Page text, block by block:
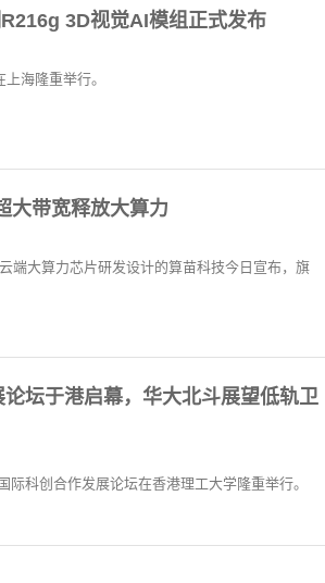
3D视觉AI模组正式发布
海隆重举行。
大带宽释放大算力
端大算力芯片研发设计的算苗科技今日宣布，旗
坛于港启幕，华大北斗展望低轨卫
际科创合作发展论坛在香港理工大学隆重举行。